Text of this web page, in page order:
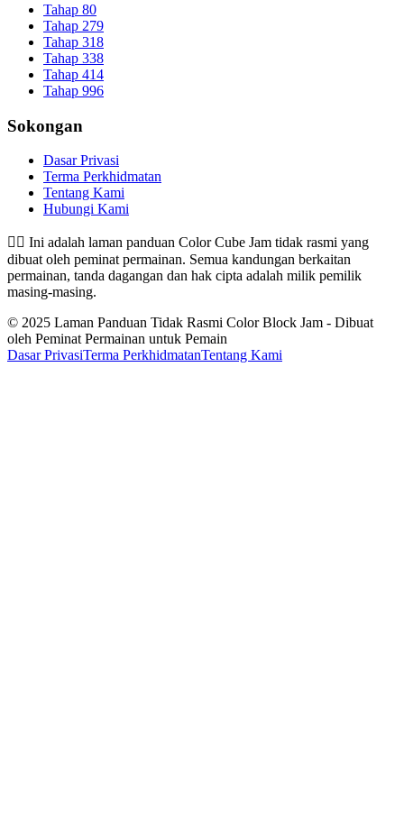
Tahap 80
Tahap 279
Tahap 318
Tahap 338
Tahap 414
Tahap 996
Sokongan
Dasar Privasi
Terma Perkhidmatan
Tentang Kami
Hubungi Kami
👉🏻 Ini adalah laman panduan Color Cube Jam tidak rasmi yang
dibuat oleh peminat permainan. Semua kandungan berkaitan
permainan, tanda dagangan dan hak cipta adalah milik pemilik
masing-masing.
© 2025 Laman Panduan Tidak Rasmi Color Block Jam - Dibuat
oleh Peminat Permainan untuk Pemain
Dasar PrivasiTerma PerkhidmatanTentang Kami